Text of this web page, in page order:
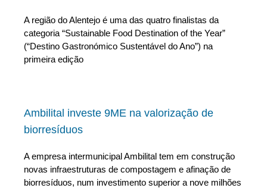
A região do Alentejo é uma das quatro finalistas da
categoria “Sustainable Food Destination of the Year”
(“Destino Gastronómico Sustentável do Ano”) na
primeira edição
Ambilital investe 9ME na valorização de
biorresíduos
A empresa intermunicipal Ambilital tem em construção
novas infraestruturas de compostagem e afinação de
biorresíduos, num investimento superior a nove milhões